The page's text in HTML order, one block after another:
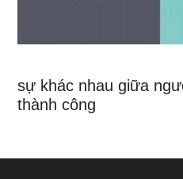
sự khác nhau giữa
thành công